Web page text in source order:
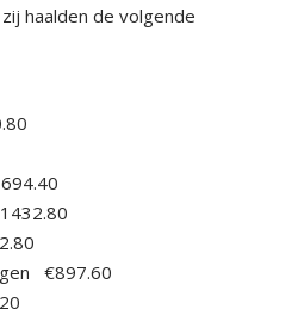
haalden de volgende
€897.60